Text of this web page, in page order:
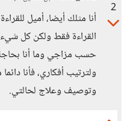
2
أنا مثلك أيضا، أميل
القراءة فقط ولكن كل
حسب مزاجي وما أنا بحاجة
ولترتيب أفكاري، فأنا
وتوصيف وعلاج لحالتي.